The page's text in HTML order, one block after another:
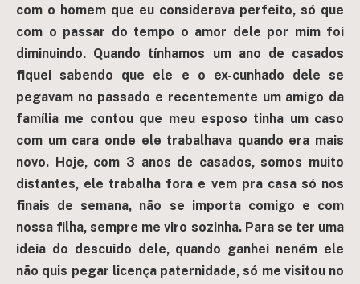
com o homem que eu considerava perfeito, só que
com o passar do tempo o amor dele por mim foi
diminuindo. Quando tínhamos um ano de casados
fiquei sabendo que ele e o ex-cunhado dele se
pegavam no passado e recentemente um amigo da
família me contou que meu esposo tinha um caso
com um cara onde ele trabalhava quando era mais
novo. Hoje, com 3 anos de casados, somos muito
distantes, ele trabalha fora e vem pra casa só nos
finais de semana, não se importa comigo e com
nossa filha, sempre me viro sozinha. Para se ter uma
ideia do descuido dele, quando ganhei neném ele
não quis pegar licença paternidade, só me visitou no